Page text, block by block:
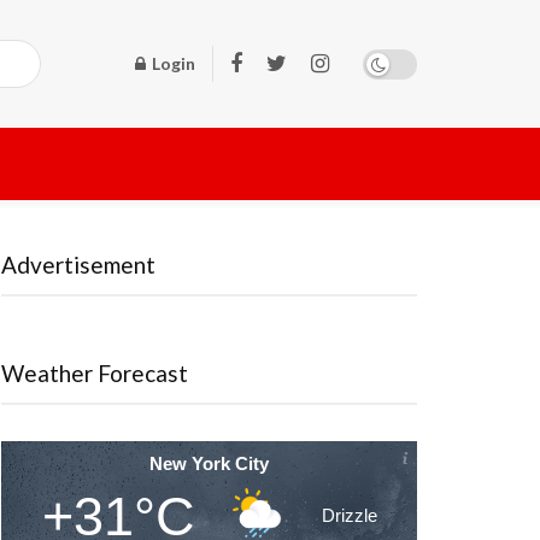
Login
Advertisement
Weather Forecast
New York City
+31°C Drizzle